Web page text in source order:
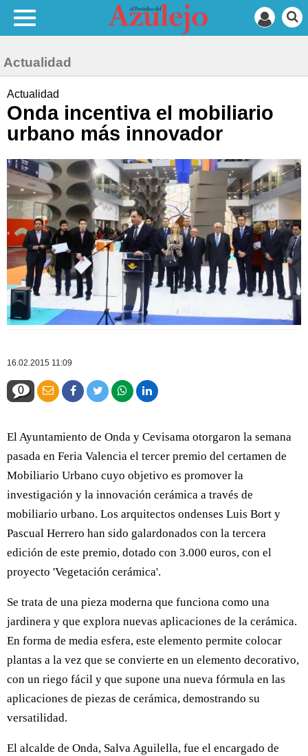
Actualidad
Actualidad
Onda incentiva el mobiliario
urbano más innovador
16.02.2015 11:09
0
El Ayuntamiento de Onda y Cevisama otorgaron la semana
pasada en Feria Valencia el tercer premio del certamen de
Mobiliario Urbano cuyo objetivo es promover la
investigación y la innovación cerámica a través de
mobiliario urbano. Los arquitectos ondenses Luis Bort y
Pascual Herrero han sido galardonados con la tercera
edición de este premio, dotado con 3.000 euros, con el
proyecto 'Vegetación cerámica'.
Se trata de una pieza moderna que funciona como una
jardinera y que explora nuevas aplicaciones de la cerámica.
En forma de media esfera, este elemento permite colocar
plantas a la vez que se convierte en un elemento decorativo,
con un riego fácil y que supone una nueva fórmula en las
aplicaciones de piezas de cerámica, demostrando su
versatilidad.
El alcalde de Onda, Salva Aguilella, fue el encargado de